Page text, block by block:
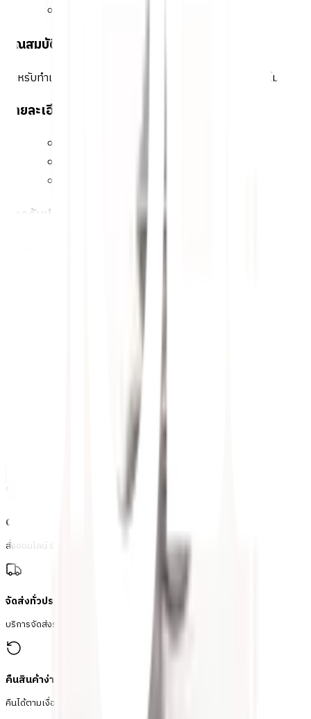
คุณสมบัติทั่วไป
สำหรับทำเหล็กดัดหน้าต่างประตู เพื่อความสวยงาม ป้องกันขโมย
รายละเอียดทั่วไป
การรับประกัน
ควรวางให้ห่างมือเด็ก เพราะอาจเกิดอันตรายได้
ลายประกอบเหล็กดัด - ศรแฉก C-005 สีทอง
พร้อมดำเนินการเมื่อเลือกสาขาและจำนวนสินค้า
ตรวจสอบราคา
Click & Collect
สั่งออนไลน์ รับที่สาขา
จัดส่งทั่วประเทศ
บริการจัดส่งรวดเร็ว
คืนสินค้าง่าย
คืนได้ตามเงื่อนไขบริษัท